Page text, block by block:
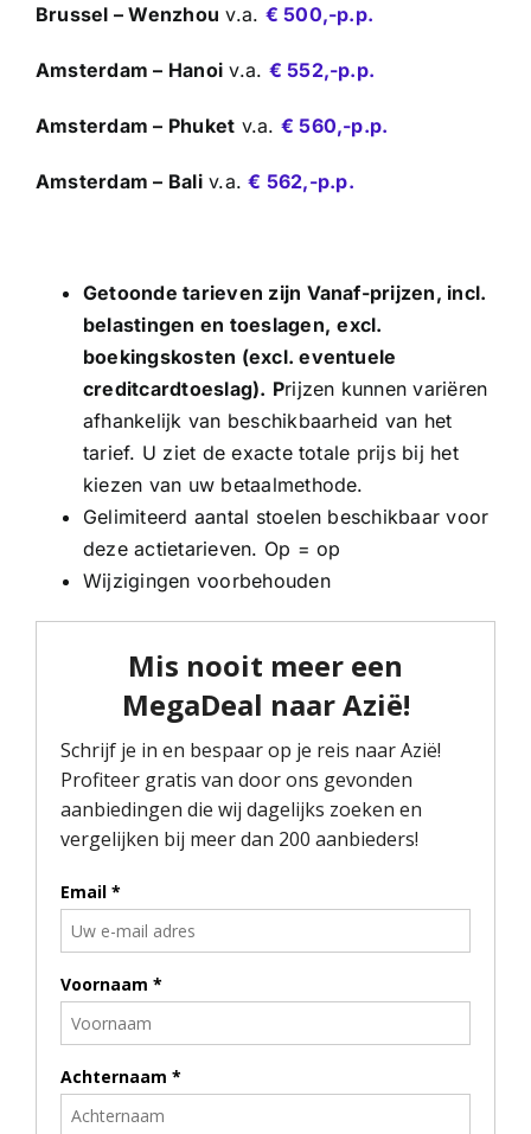
Brussel – Wenzhou v.a. € 500,-p.p.
Amsterdam – Hanoi v.a. € 552,-p.p.
Amsterdam – Phuket v.a. € 560,-p.p.
Amsterdam – Baliv.a.€ 562,-p.p.
Getoonde tarieven zijn Vanaf-prijzen, incl.
belastingen en toeslagen, excl.
boekingskosten (excl. eventuele
creditcardtoeslag). Prijzen kunnen variëren
afhankelijk van beschikbaarheid van het
tarief. U ziet de exacte totale prijs bij het
kiezen van uw betaalmethode.
Gelimiteerd aantal stoelen beschikbaar voor
deze actietarieven. Op = op
Wijzigingen voorbehouden